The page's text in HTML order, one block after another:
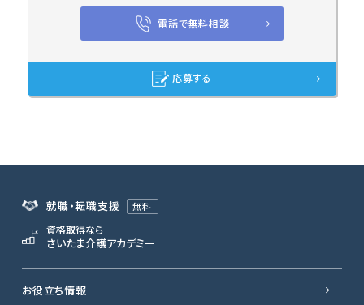
電話で無料相談
応募する
就職・転職支援 無料
資格取得なら
さいたま介護アカデミー
お役立ち情報